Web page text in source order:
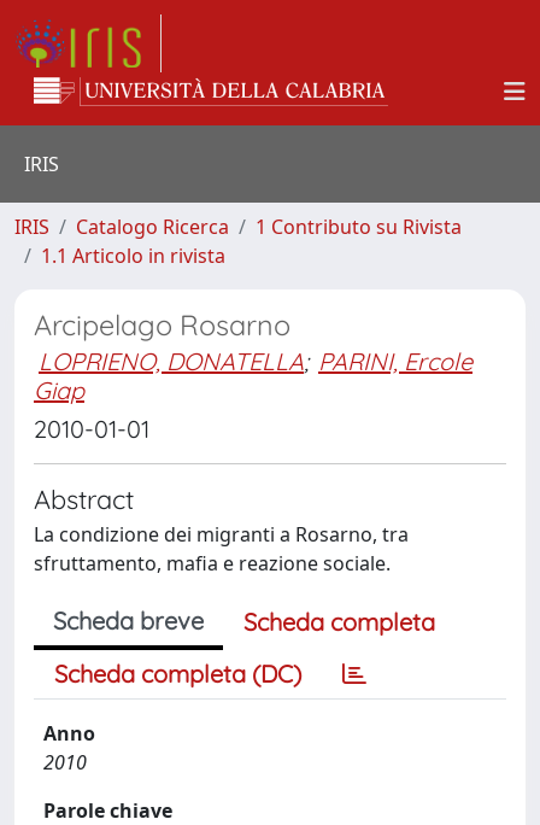
IRIS
IRIS Catalogo Ricerca
1 Contributo su Rivista
1.1 Articolo in rivista
Arcipelago Rosarno
LOPRIENO, DONATELLA; PARINI, Ercole
Giap
2010-01-01
Abstract
La condizione dei migranti a Rosarno, tra
sfruttamento, mafia e reazione sociale.
Scheda breve
Scheda completa
Scheda completa (DC)
Anno
2010
Parole chiave